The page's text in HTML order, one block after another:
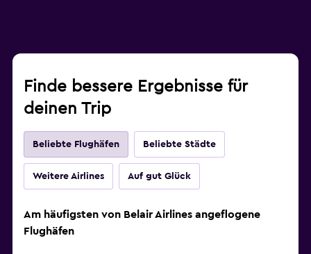
Finde bessere Ergebnisse für
deinen Trip
Beliebte Flughäfen Beliebte Städte
Weitere Airlines Auf gut Glück
Am häufigsten von Belair Airlines angeflogene
Flughäfen